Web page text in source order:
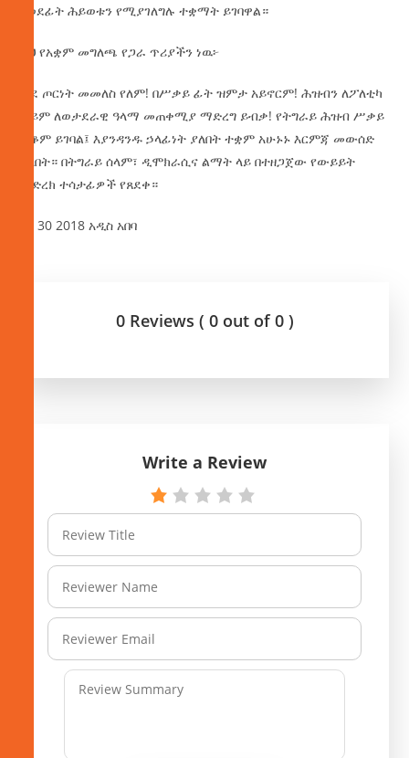
የወደፊት ሕይወቱን የሚያገለግሉ ተቋማት ይገባዋል።
ይህ የአቋም መግለጫ የጋራ ጥሪያችን ነዉ፦
ወደ ጦርነት መመለስ የለም! በሥቃይ ፊት ዝምታ አይኖርም! ሕዝብን ለፖለቲካ
ወይም ለወታደራዊ ዓላማ መጠቀሚያ ማድረግ ይብቃ! የትግራይ ሕዝብ ሥቃይ
ሊቆም ይገባል፤ እያንዳንዱ ኃላፊነት ያለበት ተቋም አሁኑኑ እርምጃ መውሰድ
አለበት። በትግራይ ሰላም፣ ዲሞክራሲና ልማት ላይ በተዘጋጀው የውይይት
መድረክ ተሳታፊዎች የጸደቀ።
ሰኔ 30 2018 አዲስ አበባ
0 Reviews ( 0 out of 0 )
Write a Review